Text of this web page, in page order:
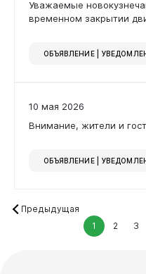
Уважаемые
временном закрытии
ОБЪЯВЛЕНИЕ |
10 мая 2026
Внимание, жители и
ОБЪЯВЛЕНИЕ |
Предыдущая
1
2 3